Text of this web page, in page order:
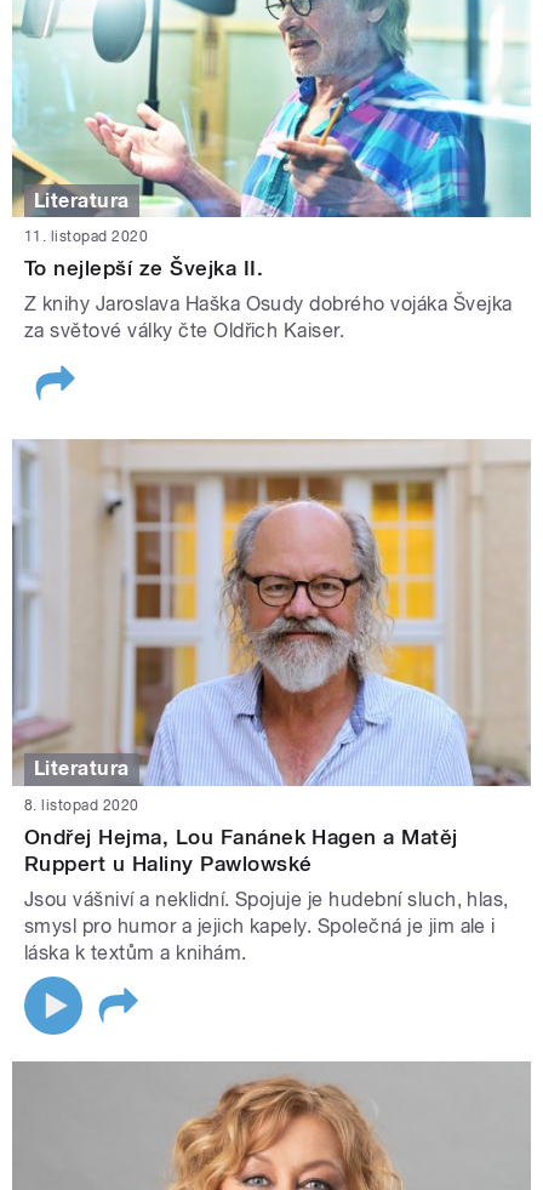
Literatura
11. listopad 2020
To nejlepší ze Švejka II.
Z knihy Jaroslava Haška Osudy dobrého vojáka Švejka
za světové války čte Oldřich Kaiser.
Literatura
8. listopad 2020
Ondřej Hejma, Lou Fanánek Hagen a Matěj
Ruppert u Haliny Pawlowské
Jsou vášniví a neklidní. Spojuje je hudební sluch, hlas,
smysl pro humor a jejich kapely. Společná je jim ale i
láska k textům a knihám.